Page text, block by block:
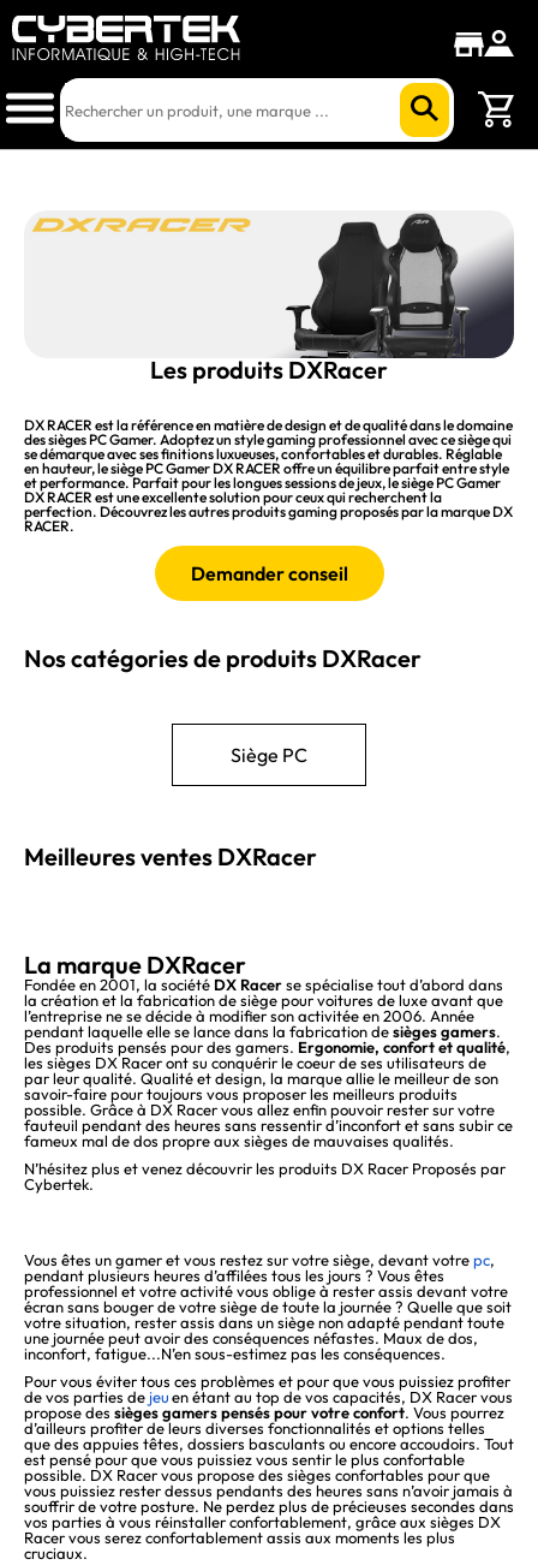
Les produits DXRacer
DX RACER est la référence en matière de design et de qualité dans le domaine
des sièges PC Gamer. Adoptez un style gaming professionnel avec ce siège qui
se démarque avec ses finitions luxueuses, confortables et durables. Réglable
en hauteur, le siège PC Gamer DX RACER offre un équilibre parfait entre style
et performance. Parfait pour les longues sessions de jeux, le siège PC Gamer
DX RACER est une excellente solution pour ceux qui recherchent la
perfection. Découvrez les autres produits gaming proposés par la marque DX
RACER.
Demander conseil
Nos catégories de produits DXRacer
Siège PC
Meilleures ventes DXRacer
La marque DXRacer
Fondée en 2001, la société DX Racerse spécialise tout d’abord dans
la création et la fabrication de siège pour voitures de luxe avant que
l’entreprise ne se décide à modifier son activitée en 2006. Année
pendant laquelle elle se lance dans la fabrication desièges gamers.
Des produits pensés pour des gamers. Ergonomie, confort et qualité,
les sièges DX Racer ont su conquérir le coeur de ses utilisateurs de
par leur qualité. Qualité et design, la marque allie le meilleur de son
savoir-faire pour toujours vous proposer les meilleurs produits
possible. Grâce à DX Racer vous allez enfin pouvoir rester sur votre
fauteuil pendant des heures sans ressentir d’inconfort et sans subir ce
fameux mal de dos propre aux sièges de mauvaises qualités.
N’hésitez plus et venez découvrir les produits DX Racer Proposés par
Cybertek.
Vous êtes un gamer et vous restez sur votre siège, devant votrepc,
pendant plusieurs heures d’affilées tous les jours ? Vous êtes
professionnel et votre activité vous oblige à rester assis devant votre
écran sans bouger de votre siège de toute la journée ? Quelle que soit
votre situation, rester assis dans un siège non adapté pendant toute
une journée peut avoir des conséquences néfastes. Maux de dos,
inconfort, fatigue...N’en sous-estimez pas les conséquences.
Pour vous éviter tous ces problèmes et pour que vous puissiez profiter
de vos parties de jeuen étant au top de vos capacités, DX Racer vous
propose des sièges gamers pensés pour votre confort. Vous pourrez
d’ailleurs profiter de leurs diverses fonctionnalités et options telles
que des appuies têtes, dossiers basculants ou encore accoudoirs. Tout
est pensé pour que vous puissiez vous sentir le plus confortable
possible. DX Racer vous propose des sièges confortables pour que
vous puissiez rester dessus pendants des heures sans n’avoir jamais à
souffrir de votre posture. Ne perdez plus de précieuses secondes dans
vos parties à vous réinstaller confortablement, grâce aux sièges DX
Racer vous serez confortablement assis aux moments les plus
cruciaux.